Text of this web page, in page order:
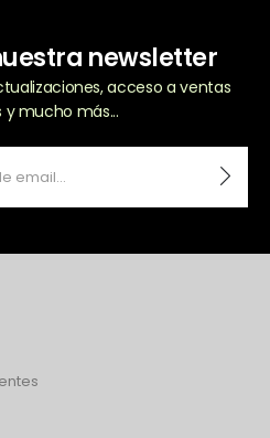
newsletter
acceso a ventas
y mucho más...